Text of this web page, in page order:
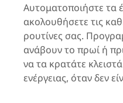
Αυτοματοποιήστε τα
ακολουθήσετε τις
ρουτίνες σας.
ανάβουν το πρωί ή
να τα κρατάτε
ενέργειας, όταν δεν